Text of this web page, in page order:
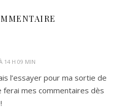
14 H 09 MIN
l’essayer pour ma sortie de
ferai mes commentaires dès